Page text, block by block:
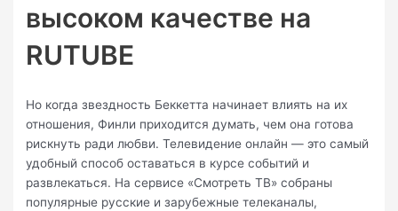
высоком качестве на
RUTUBE
Но когда звездность Беккетта начинает влиять на их
отношения, Финли приходится думать, чем она готова
рискнуть ради любви. Телевидение онлайн — это самый
удобный способ оставаться в курсе событий и
развлекаться. На сервисе «Смотреть ТВ» собраны
популярные русские и зарубежные телеканалы,